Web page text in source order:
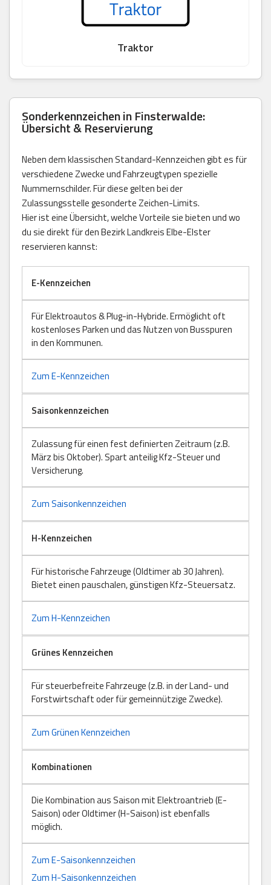
Traktor
Sonderkennzeichen in Finsterwalde:
Übersicht & Reservierung
Neben dem klassischen Standard-Kennzeichen gibt es für
verschiedene Zwecke und Fahrzeugtypen spezielle
Nummernschilder. Für diese gelten bei der
Zulassungsstelle gesonderte Zeichen-Limits.
Hier ist eine Übersicht, welche Vorteile sie bieten und wo
du sie direkt für den Bezirk Landkreis Elbe-Elster
reservieren kannst:
E-Kennzeichen
Für Elektroautos & Plug-in-Hybride. Ermöglicht oft
kostenloses Parken und das Nutzen von Busspuren
in den Kommunen.
Zum E-Kennzeichen
Saisonkennzeichen
Zulassung für einen fest definierten Zeitraum (z.B.
März bis Oktober). Spart anteilig Kfz-Steuer und
Versicherung.
Zum Saisonkennzeichen
H-Kennzeichen
Für historische Fahrzeuge (Oldtimer ab 30 Jahren).
Bietet einen pauschalen, günstigen Kfz-Steuersatz.
Zum H-Kennzeichen
Grünes Kennzeichen
Für steuerbefreite Fahrzeuge (z.B. in der Land- und
Forstwirtschaft oder für gemeinnützige Zwecke).
Zum Grünen Kennzeichen
Kombinationen
Die Kombination aus Saison mit Elektroantrieb (E-
Saison) oder Oldtimer (H-Saison) ist ebenfalls
möglich.
Zum E-Saisonkennzeichen
Zum H-Saisonkennzeichen